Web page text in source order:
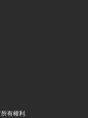
有權利.